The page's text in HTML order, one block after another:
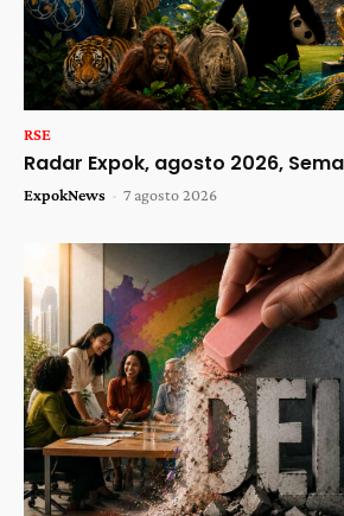
RSE
Radar Expok, agosto 2026,
ExpokNews - 7 agosto 2026